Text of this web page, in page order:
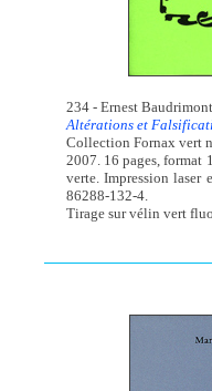
234 - Ernest Baudrimont
Altérations et
Collection Fornax vert
2007. 16 pages, format
verte. Impression laser
86288-132-4.
Tirage sur vélin vert